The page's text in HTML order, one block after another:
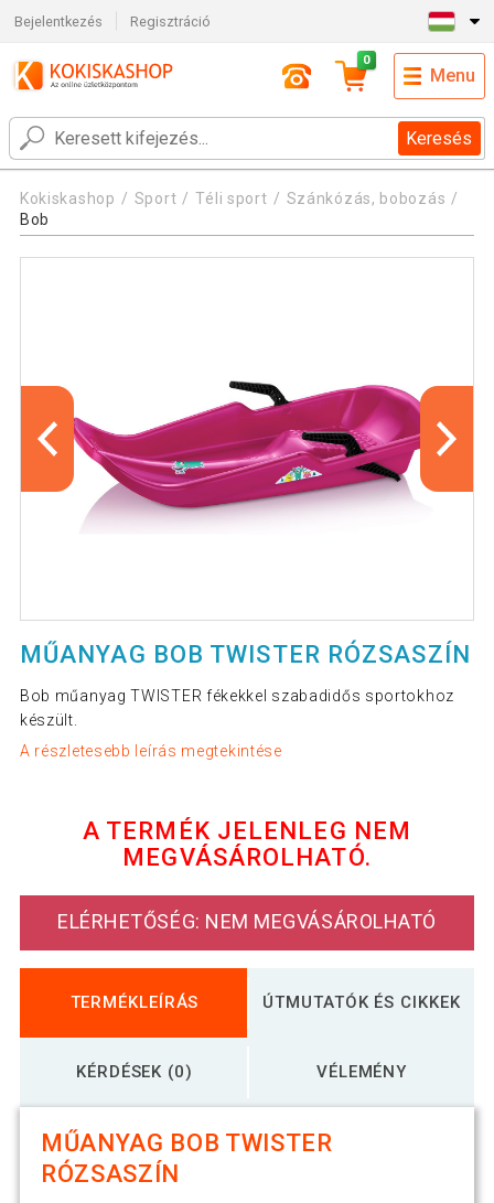
Bejelentkezés Regisztráció
Keresés
0
Menu
Kokiskashop Sport Téli sport
Szánkózás, bobozás
Bob
MŰANYAG BOB TWISTER RÓZSASZÍN
Bob műanyag TWISTER fékekkel szabadidős sportokhoz
készült.
A részletesebb leírás megtekintése
A TERMÉK JELENLEG NEM
MEGVÁSÁROLHATÓ.
ELÉRHETŐSÉG: NEM MEGVÁSÁROLHATÓ
TERMÉKLEÍRÁS ÚTMUTATÓK ÉS CIKKEK
KÉRDÉSEK (0) VÉLEMÉNY
MŰANYAG BOB TWISTER
RÓZSASZÍN